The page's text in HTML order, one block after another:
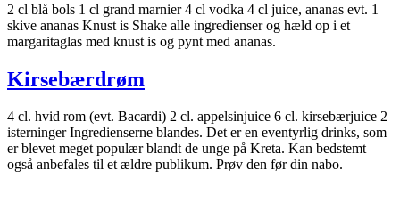
2 cl blå bols 1 cl grand marnier 4 cl vodka 4 cl juice, ananas evt. 1
skive ananas Knust is Shake alle ingredienser og hæld op i et
margaritaglas med knust is og pynt med ananas.
Kirsebærdrøm
4 cl. hvid rom (evt. Bacardi) 2 cl. appelsinjuice 6 cl. kirsebærjuice 2
isterninger Ingredienserne blandes. Det er en eventyrlig drinks, som
er blevet meget populær blandt de unge på Kreta. Kan bedstemt
også anbefales til et ældre publikum. Prøv den før din nabo.